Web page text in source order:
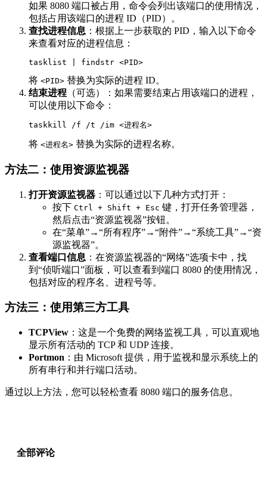
如果 8080 端口被占用，命令会列出该端口的使用情况，
包括占用该端口的进程 ID（PID）。
查找进程信息 ：根据上一步获取的 PID，输入以下命令
来查看对应的进程信息：
将 <PID> 替换为实际的进程 ID。
结束进程 （可选）：如果需要结束占用该端口的进程，
可以使用以下命令：
将 <进程名> 替换为实际的进程名称。
方法二：使用资源监视器
打开资源监视器 ：可以通过以下几种方式打开：
按下 Ctrl + Shift + Esc 键，打开任务管理器，
然后点击“资源监视器”按钮。
在“菜单”→“所有程序”→“附件”→“系统工具”→“资
源监视器”。
查看端口信息 ：在资源监视器的“网络”选项卡中，找
到“侦听端口”面板，可以查看到端口 8080 的使用情况，
包括对应的程序名、进程号等。
方法三：使用第三方工具
TCPView ：这是一个免费的网络监视工具，可以直观地
显示所有活动的 TCP 和 UDP 连接。
Portmon ：由 Microsoft 提供，用于监视和显示系统上的
所有串行和并行端口活动。
通过以上方法，您可以轻松查看 8080 端口的服务信息。
全部评论